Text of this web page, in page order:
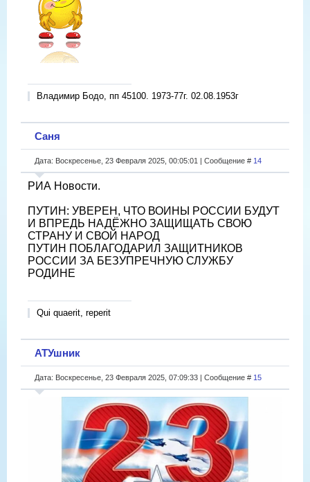
Владимир Бодо, пп 45100. 1973-77г. 02.08.1953г
Саня
Дата: Воскресенье, 23 Февраля 2025, 00:05:01 | Сообщение # 14
РИА Новости.
ПУТИН: УВЕРЕН, ЧТО ВОИНЫ РОССИИ БУДУТ
И ВПРЕДЬ НАДЁЖНО ЗАЩИЩАТЬ СВОЮ
СТРАНУ И СВОЙ НАРОД
ПУТИН ПОБЛАГОДАРИЛ ЗАЩИТНИКОВ
РОССИИ ЗА БЕЗУПРЕЧНУЮ СЛУЖБУ
РОДИНЕ
Qui quaerit, reperit
АТУшник
Дата: Воскресенье, 23 Февраля 2025, 07:09:33 | Сообщение # 15